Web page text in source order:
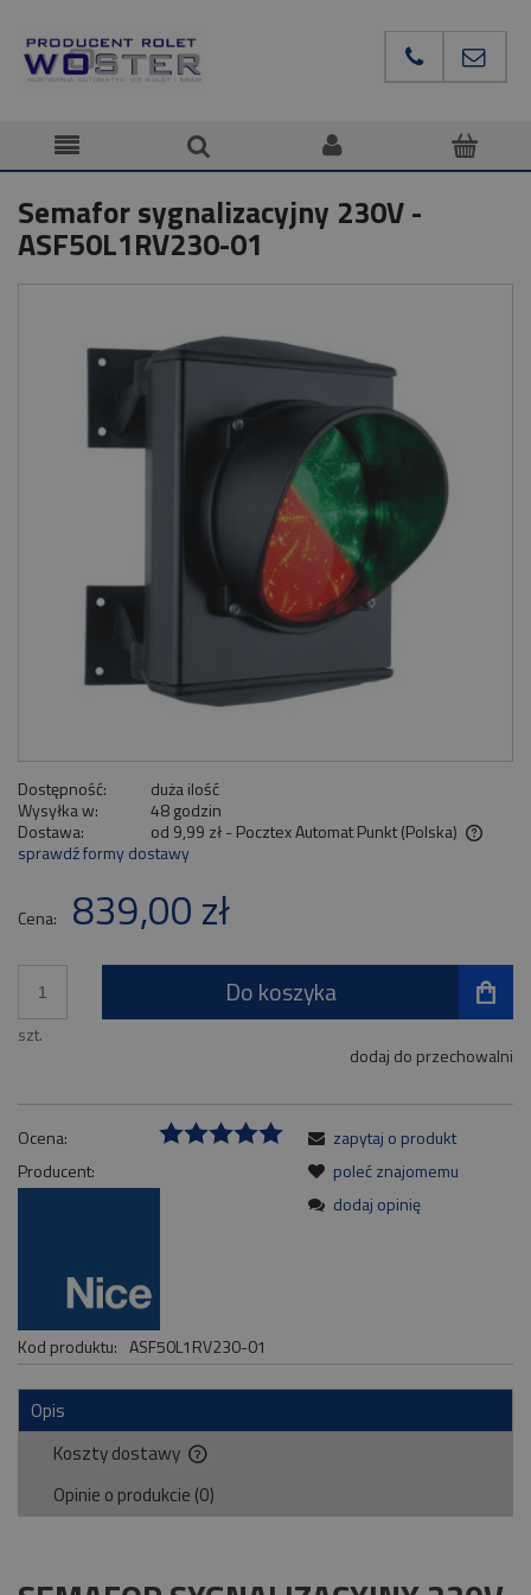
Semafor sygnalizacyjny 230V -
ASF50L1RV230-01
Dostępność:
duża ilość
Wysyłka w:
48 godzin
Dostawa:
od 9,99 zł - Pocztex Automat Punkt (Polska)
Cena nie zawiera ewentualnych kosztów płatności
sprawdź formy dostawy
Cena: 839,00 zł
szt.
Do koszyka
dodaj do przechowalni
Ocena:
Producent:
Kod produktu: ASF50L1RV230-01
zapytaj o produkt
poleć znajomemu
dodaj opinię
Opis
Koszty dostawy
Cena nie zawiera ewentualnych kosztów płatności
Opinie o produkcie (0)